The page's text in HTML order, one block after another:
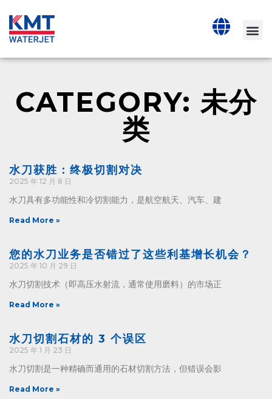
CATEGORY: 未分
类
水刀获胜：终极切割对决
2025 年 12 月 8 日
水刀具有多功能性和冷切割能力，是航空航天、汽车、建
Read More »
您的水刀业务是否错过了这些利基增长机会？
2025 年 10 月 29 日
水刀切割技术（即高压水射流，通常使用磨料）的市场正
Read More »
水刀切割石材的 3 个误区
2025 年 1 月 23 日
水刀切割是一种精确而通用的石材切割方法，但错误会影
Read More »